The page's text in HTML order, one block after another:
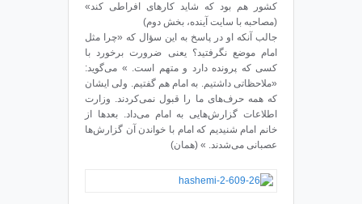
کشور هم بود که شاید کارهای افراطی کند»
(مصاحبه با سایت آینده، بخش دوم)
جالب آنکه او در پاسخ به این سؤال که «چرا مثل
امام موضع نگرفتید؟ یعنی ضرورت برخورد با
کسی که پرونده دارد و متهم است. » می‌گوید:
«ملاحظاتی داشتیم. به امام هم گفتیم. ولی ایشان
که همه حرف‌های ما را قبول نمی‌کردند. وزارت
اطلاعات گزارش‌هایی به امام می‌داد. بعد‌ها از
خانم امام شنیدیم که امام با خواندن آن گزارش‌ها
عصبانی می‌شدند. » (همان)